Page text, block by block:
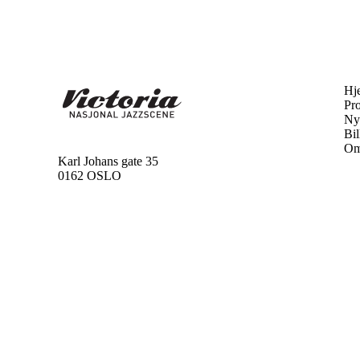
Karl Johans gate 35
0162 OSLO